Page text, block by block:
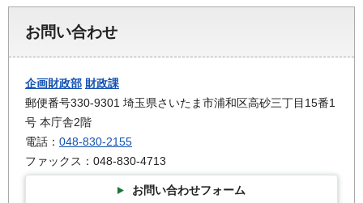
お問い合わせ
企画財政部 財政課
郵便番号330-9301 埼玉県さいたま市浦和区高砂三丁目15番1
号 本庁舎2階
電話： 048-830-2155
ファックス：048-830-4713
お問い合わせフォーム